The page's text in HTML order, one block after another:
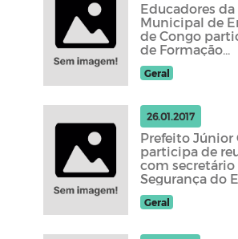
Educadores da
Municipal de
de Congo
de Formação
Continuada
Geral
26.01.2017
Prefeito Júnior
participa de
com secretário
Segurança do
Geral